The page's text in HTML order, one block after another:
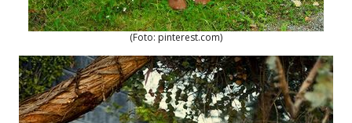
(Foto: pinterest.com)